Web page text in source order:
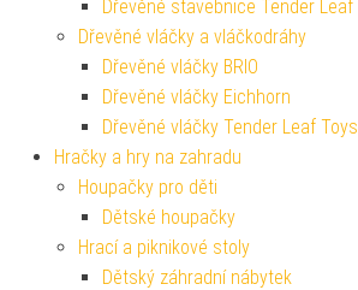
Dřevěné stavebnice Tender Leaf
Dřevěné vláčky a vláčkodráhy
Dřevěné vláčky BRIO
Dřevěné vláčky Eichhorn
Dřevěné vláčky Tender Leaf Toys
Hračky a hry na zahradu
Houpačky pro děti
Dětské houpačky
Hrací a piknikové stoly
Dětský záhradní nábytek